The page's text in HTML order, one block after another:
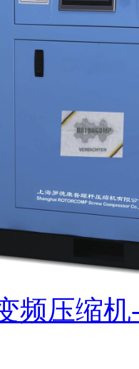
频压缩